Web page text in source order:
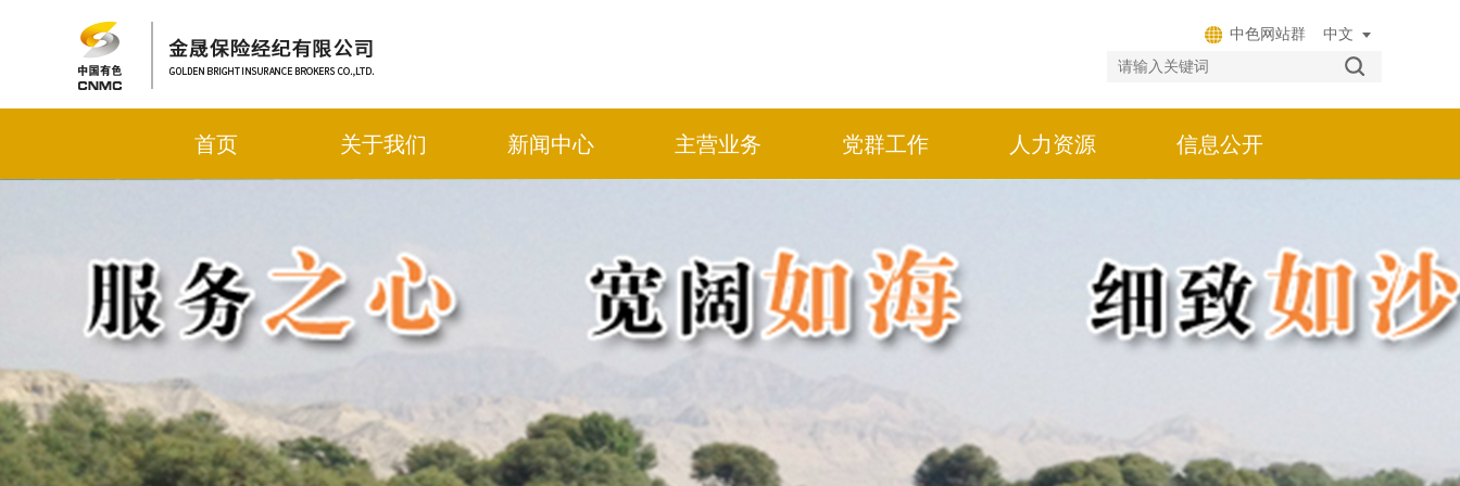
中色网站群
首页 关于我们 新闻中心 主营业务 党群工作 人力资源 信息公开